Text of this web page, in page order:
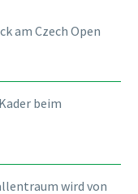
die…
am Czech Open
beim
wird von